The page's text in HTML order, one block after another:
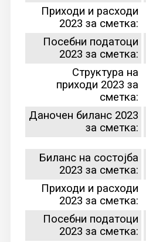
Приходи и расходи
2023 за сметка:
Посебни податоци
2023 за сметка:
Структура на
приходи 2023 за
сметка:
Даночен биланс 2023
за сметка:
Биланс на состојба
2023 за сметка:
Приходи и расходи
2023 за сметка:
Посебни податоци
2023 за сметка: